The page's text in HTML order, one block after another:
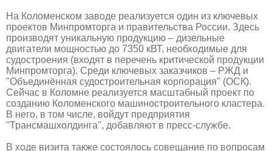
На Коломенском заводе реализуется один из ключевых
проектов Минпромторга и правительства России. Здесь
производят уникальную продукцию – дизельные
двигатели мощностью до 7350 кВТ, необходимые для
судостроения (входят в перечень критической продукции
Минпромторга). Среди ключевых заказчиков – РЖД и
"Объединённая судостроительная корпорация" (ОСК).
Сейчас в Коломне реализуется масштабный проект по
созданию Коломенского машиностроительного кластера.
В него, в том числе, войдут предприятия
"Трансмашхолдинга", добавляют в пресс-службе.
В ходе визита также состоялось совещание по вопросам